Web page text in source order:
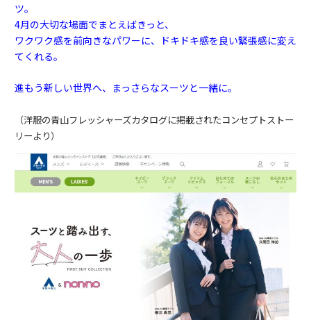
ツ。
4月の大切な場面でまとえばきっと、
ワクワク感を前向きなパワーに、ドキドキ感を良い緊張感に変え
てくれる。
進もう新しい世界へ、まっさらなスーツと一緒に。
（洋服の青山フレッシャーズカタログに掲載されたコンセプトストー
リーより）